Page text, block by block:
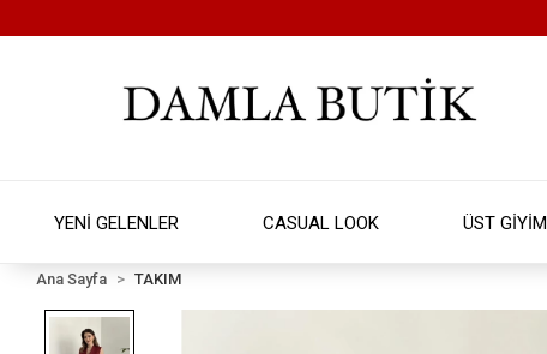
YENİ GELENLER CASUAL LOOK ÜST GİYİM
Ana Sayfa TAKIM